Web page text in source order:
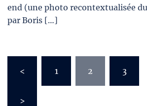
end (une photo recontextualisée
par Boris […]
des
publications
< 1 2 3
>